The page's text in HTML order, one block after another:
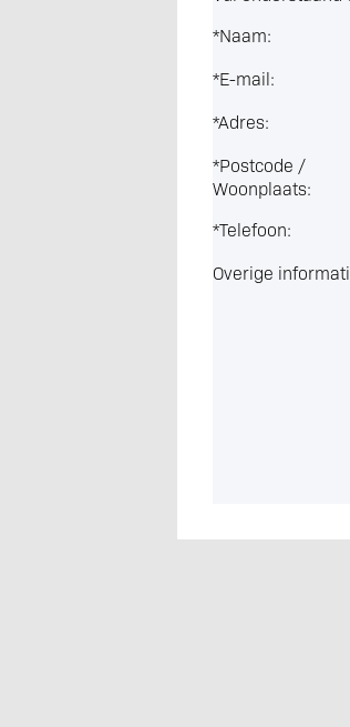
*Naam:
*E-mail:
*Adres:
*Postcode /
Woonplaats:
*Telefoon:
Overige